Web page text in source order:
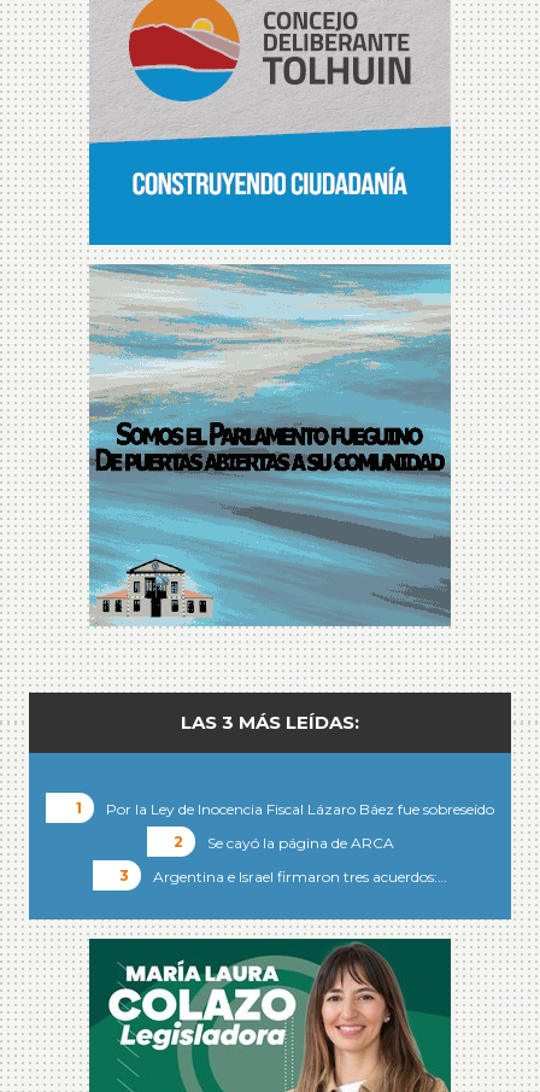
LAS 3 MÁS LEÍDAS:
Por la Ley de Inocencia Fiscal Lázaro Báez fue sobreseído
Se cayó la página de ARCA
Argentina e Israel firmaron tres acuerdos:…